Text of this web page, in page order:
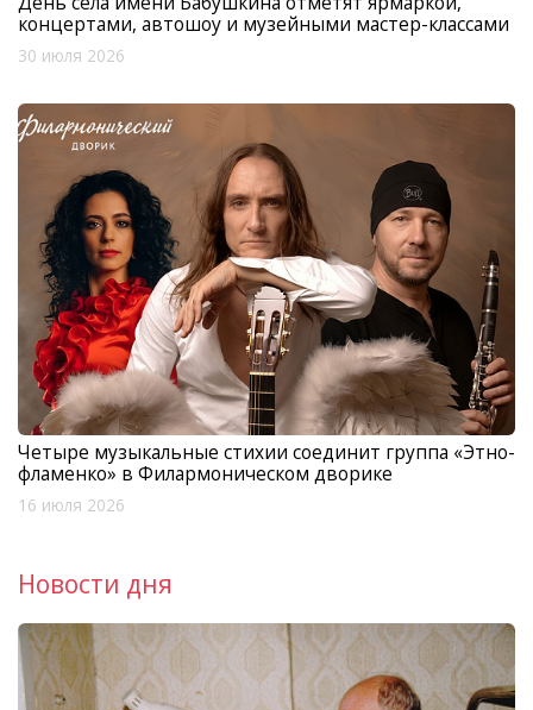
концертами, автошоу и музейными мастер-классами
30 июля 2026
Четыре музыкальные стихии соединит группа «Этно-
фламенко» в Филармоническом дворике
16 июля 2026
Новости дня